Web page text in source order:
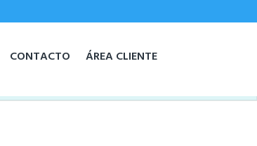
CONTACTO ÁREA CLIENTE